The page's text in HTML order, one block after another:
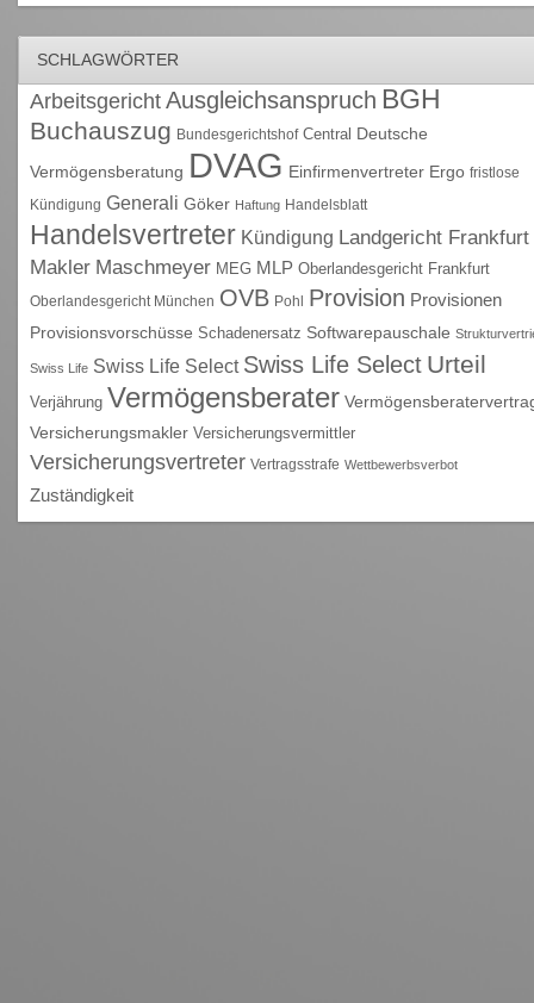
SCHLAGWÖRTER
Arbeitsgericht Ausgleichsanspruch BGH
Buchauszug Bundesgerichtshof Central Deutsche
Vermögensberatung DVAG Einfirmenvertreter Ergo fristlose
Kündigung Generali Göker Haftung Handelsblatt
Handelsvertreter Kündigung Landgericht Frankfurt
Makler Maschmeyer MEG MLP Oberlandesgericht Frankfurt
Oberlandesgericht München OVB Pohl Provision Provisionen
Provisionsvorschüsse Schadenersatz Softwarepauschale
Swiss Life Swiss Life Select Swiss Life Select Urteil
Verjährung Vermögensberater
Versicherungsmakler Versicherungsvermittler
Versicherungsvertreter Vertragsstrafe Wettbewerbsverbot
Zuständigkeit